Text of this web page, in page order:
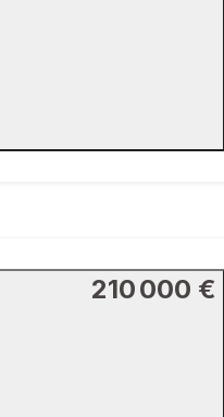
210 000 €